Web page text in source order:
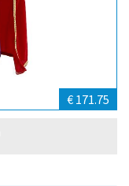
€ 171.75